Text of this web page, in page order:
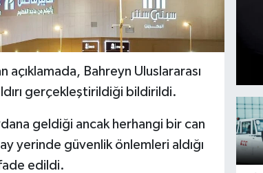
Bahreyn Uluslararası
gerçekleştirildiği bildirildi.
geldiği ancak herhangi bir can
yerinde güvenlik önlemleri aldığı
edildi.